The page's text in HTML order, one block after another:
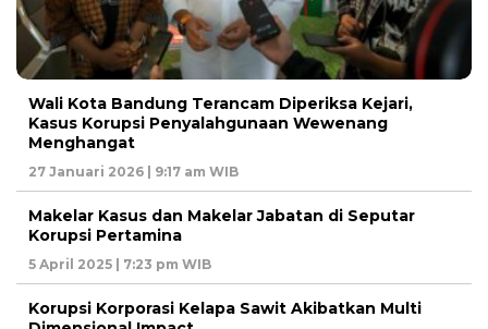
Wali Kota Bandung Terancam Diperiksa Kejari,
Kasus Korupsi Penyalahgunaan Wewenang
Menghangat
27 Januari 2026 | 9:17 am WIB
Makelar Kasus dan Makelar Jabatan di Seputar
Korupsi Pertamina
5 April 2025 | 7:23 pm WIB
Korupsi Korporasi Kelapa Sawit Akibatkan Multi